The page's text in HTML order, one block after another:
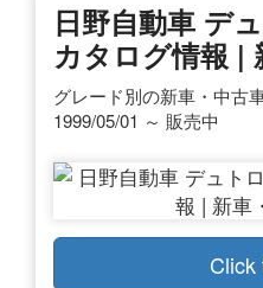
日野自動車 デ
カタログ情報 |
グレード別の新車・中古
1999/05/01 ～ 販売中
Click